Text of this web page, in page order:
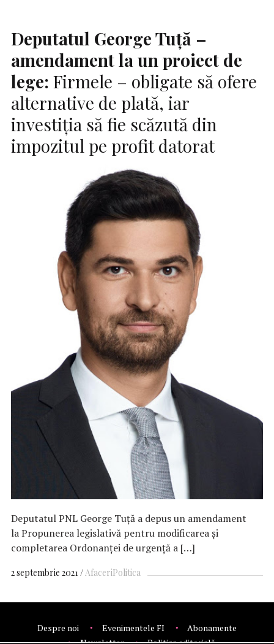
Deputatul George Tuţă –
amendament la un proiect de
lege: Firmele – obligate să ofere
alternative de plată, iar
investiția să fie scăzută din
impozitul pe profit datorat
Deputatul PNL George Tuţă a depus un amendament
la Propunerea legislativă pentru modificarea și
completarea Ordonanței de urgență a […]
2 septembrie 2021 AfaceriPolitica
Despre noi Evenimentele FI
Abonamente